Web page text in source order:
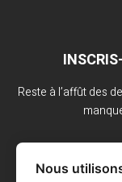
Reste à l’affût des
Nous